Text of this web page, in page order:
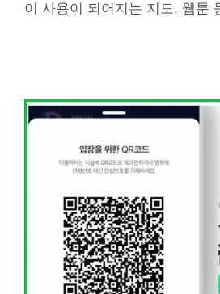
이 사용이 되어지는 지도, 웹툰